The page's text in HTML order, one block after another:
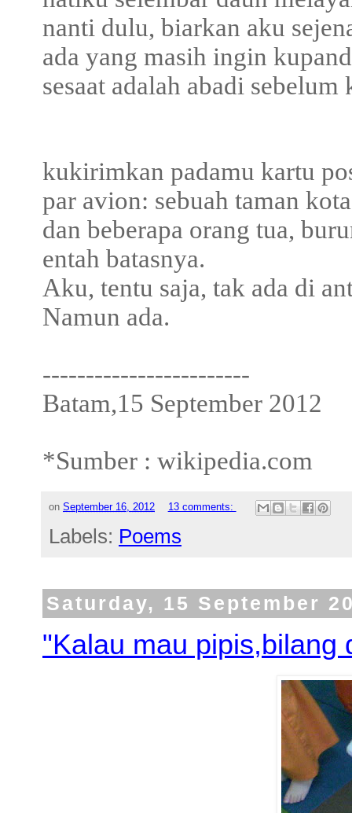
nanti dulu, biarkan aku
ada yang masih ingin
sesaat adalah abadi
kukirimkan padamu kartu
par avion: sebuah taman
dan beberapa orang tua,
entah batasnya.
Aku, tentu saja, tak ada di
Namun ada.
------------------------
Batam,15 September 2012
*Sumber : wikipedia.com
on September 16, 2012 13 comments:
Labels: Poems
Saturday, 15 September
"Kalau mau pipis,bilang